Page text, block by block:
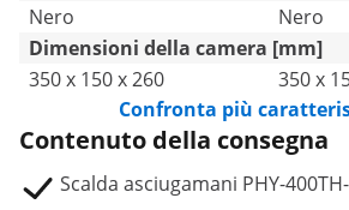
Nero
Nero
Dimensioni della camera [mm]
350 x 150 x 260
350 x
Confronta più
Contenuto della consegna
Scalda asciugamani PHY-400TH-